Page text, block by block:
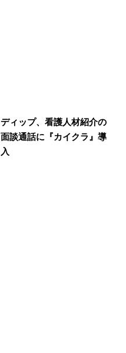
ディップ、看護人材紹介の
面談通話に『カイクラ』導
入